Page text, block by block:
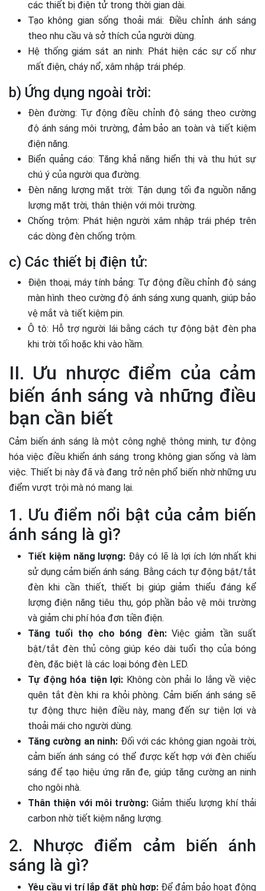
các thiết bị điện tử trong thời gian dài.
Tạo không gian sống thoải mái: Điều chỉnh ánh sáng
theo nhu cầu và sở thích của người dùng.
Hệ thống giám sát an ninh: Phát hiện các sự cố như
mất điện, cháy nổ, xâm nhập trái phép.
b) Ứng dụng ngoài trời:
Đèn đường: Tự động điều chỉnh độ sáng theo cường
độ ánh sáng môi trường, đảm bảo an toàn và tiết kiệm
điện năng.
Biển quảng cáo: Tăng khả năng hiển thị và thu hút sự
chú ý của người qua đường.
Đèn năng lượng mặt trời: Tận dụng tối đa nguồn năng
lượng mặt trời, thân thiện với môi trường.
Chống trộm: Phát hiện người xâm nhập trái phép trên
các dòng đèn chống trộm.
c) Các thiết bị điện tử:
Điện thoại, máy tính bảng: Tự động điều chỉnh độ sáng
màn hình theo cường độ ánh sáng xung quanh, giúp bảo
vệ mắt và tiết kiệm pin.
Ô tô: Hỗ trợ người lái bằng cách tự động bật đèn pha
khi trời tối hoặc khi vào hầm.
II. Ưu nhược điểm của cảm
biến ánh sáng và những điều
bạn cần biết
Cảm biến ánh sáng là một công nghệ thông minh, tự động
hóa việc điều khiển ánh sáng trong không gian sống và làm
việc. Thiết bị này đã và đang trở nên phổ biến nhờ những ưu
điểm vượt trội mà nó mang lại.
1. Ưu điểm nổi bật của cảm biến
ánh sáng là gì?
Tiết kiệm năng lượng: Đây có lẽ là lợi ích lớn nhất khi
sử dụng cảm biến ánh sáng. Bằng cách tự động bật/tắt
đèn khi cần thiết, thiết bị giúp giảm thiểu đáng kể
lượng điện năng tiêu thụ, góp phần bảo vệ môi trường
và giảm chi phí hóa đơn tiền điện.
Tăng tuổi thọ cho bóng đèn:Việc giảm tần suất
bật/tắt đèn thủ công giúp kéo dài tuổi thọ của bóng
đèn, đặc biệt là các loại bóng đèn LED.
Tự động hóa tiện lợi: Không còn phải lo lắng về việc
quên tắt đèn khi ra khỏi phòng. Cảm biến ánh sáng sẽ
tự động thực hiện điều này, mang đến sự tiện lợi và
thoải mái cho người dùng.
Tăng cường an ninh: Đối với các không gian ngoài trời,
cảm biến ánh sáng có thể được kết hợp với đèn chiếu
sáng để tạo hiệu ứng răn đe, giúp tăng cường an ninh
cho ngôi nhà.
Thân thiện với môi trường: Giảm thiểu lượng khí thải
carbon nhờ tiết kiệm năng lượng.
2. Nhược điểm cảm biến ánh
sáng là gì?
Yêu cầu vị trí lắp đặt phù hợp:Để đảm bảo hoạt động